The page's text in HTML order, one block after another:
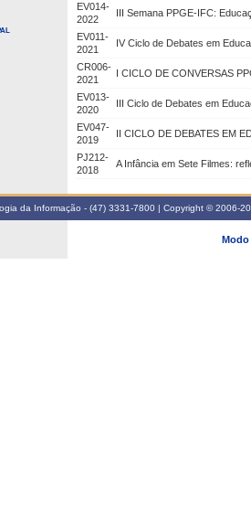
EV014-
2022
III Semana PPGE-IFC:
EV011-
2021
IV Ciclo de Debates em
CR006-
2021
I CICLO DE CONVERSAS
EV013-
2020
III Ciclo de Debates em
EV047-
2019
II CICLO DE DEBATES EM
PJ212-
2018
A Infância em Sete Filmes:
da Informação - (47) 3331-7800 | Copyright © 2006-
Modo